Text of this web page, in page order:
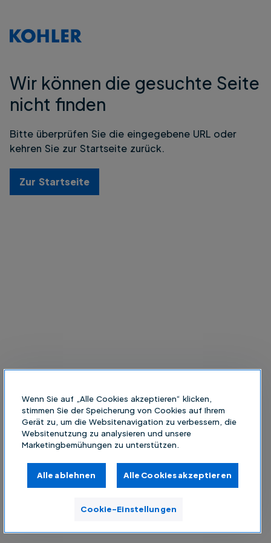
Wir können die gesuchte Seite
nicht finden
Bitte überprüfen Sie die eingegebene URL oder
kehren Sie zur Startseite zurück.
Zur Startseite
Wenn Sie auf „Alle Cookies akzeptieren“ klicken,
stimmen Sie der Speicherung von Cookies auf Ihrem
Gerät zu, um die Websitenavigation zu verbessern, die
Websitenutzung zu analysieren und unsere
Marketingbemühungen zu unterstützen.
Alle ablehnen Alle Cookies akzeptieren
Cookie-Einstellungen